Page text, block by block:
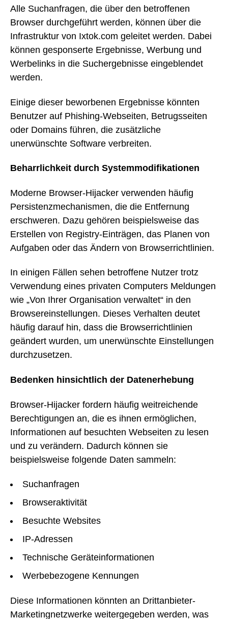
Alle Suchanfragen, die über den betroffenen
Browser durchgeführt werden, können über die
Infrastruktur von Ixtok.com geleitet werden. Dabei
können gesponserte Ergebnisse, Werbung und
Werbelinks in die Suchergebnisse eingeblendet
werden.
Einige dieser beworbenen Ergebnisse könnten
Benutzer auf Phishing-Webseiten, Betrugsseiten
oder Domains führen, die zusätzliche
unerwünschte Software verbreiten.
Beharrlichkeit durch Systemmodifikationen
Moderne Browser-Hijacker verwenden häufig
Persistenzmechanismen, die die Entfernung
erschweren. Dazu gehören beispielsweise das
Erstellen von Registry-Einträgen, das Planen von
Aufgaben oder das Ändern von Browserrichtlinien.
In einigen Fällen sehen betroffene Nutzer trotz
Verwendung eines privaten Computers Meldungen
wie „Von Ihrer Organisation verwaltet“ in den
Browsereinstellungen. Dieses Verhalten deutet
häufig darauf hin, dass die Browserrichtlinien
geändert wurden, um unerwünschte Einstellungen
durchzusetzen.
Bedenken hinsichtlich der Datenerhebung
Browser-Hijacker fordern häufig weitreichende
Berechtigungen an, die es ihnen ermöglichen,
Informationen auf besuchten Webseiten zu lesen
und zu verändern. Dadurch können sie
beispielsweise folgende Daten sammeln:
Suchanfragen
Browseraktivität
Besuchte Websites
IP-Adressen
Technische Geräteinformationen
Werbebezogene Kennungen
Diese Informationen könnten an Drittanbieter-
Marketingnetzwerke weitergegeben werden, was